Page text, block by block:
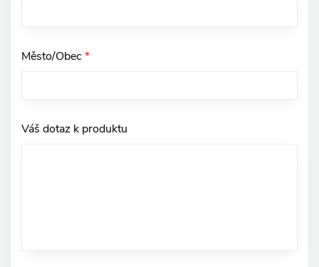
Město/Obec*
Váš dotaz k produktu